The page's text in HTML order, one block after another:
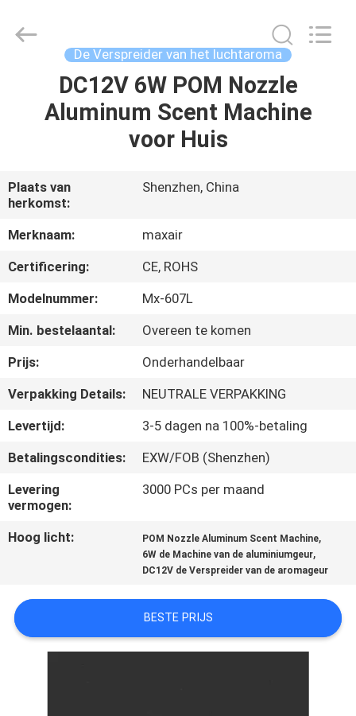
PRODUCTEN
ONGEVEER
ONS
FABRIEKSREIS
CONTACTEER
ONS
OM EEN
CITAAT
SHOPPING
SITEMAP
Industrial
De Verspreider van het luchtaroma
DC12V 6W POM Nozzle
Aluminum Scent Machine
voor Huis
Plaats van
herkomst:
Shenzhen, China
Merknaam:
maxair
Certificering:
CE, ROHS
Modelnummer:
Mx-607L
Min. bestelaantal:
Overeen te komen
Prijs:
Onderhandelbaar
Verpakking Details:
NEUTRALE VERPAKKING
Levertijd:
3-5 dagen na 100%-betaling
Betalingscondities:
EXW/FOB (Shenzhen)
Levering
vermogen:
3000 PCs per maand
Hoog licht: POM Nozzle Aluminum Scent Machine,
6W de Machine van de aluminiumgeur,
DC12V de Verspreider van de aromageur
BESTE PRIJS